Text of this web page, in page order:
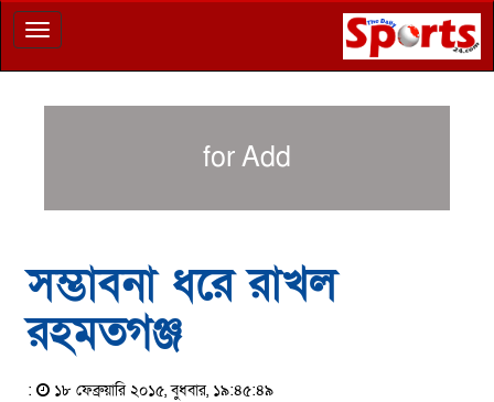
Toggle
navigation
for Add
সম্ভাবনা ধরে রাখল
রহমতগঞ্জ
: ১৮ ফেব্রুয়ারি ২০১৫, বুধবার, ১৯:৪৫:৪৯